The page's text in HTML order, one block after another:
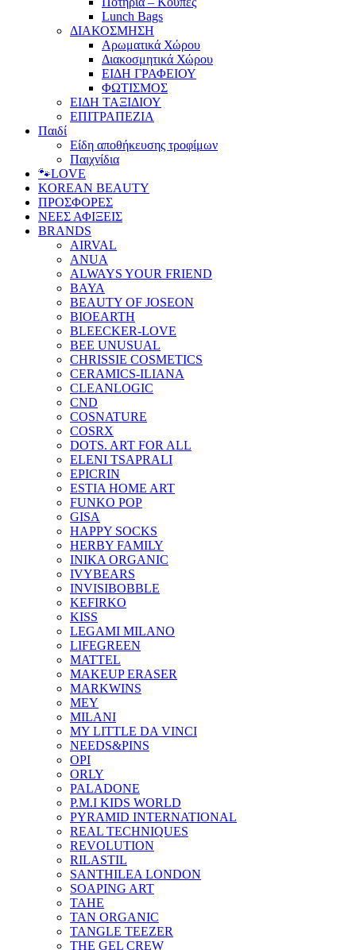
Lunch Bags
ΔΙΑΚΟΣΜΗΣΗ
Αρωματικά Χώρου
Διακοσμητικά Χώρου
ΕΙΔΗ ΓΡΑΦΕΙΟΥ
ΦΩΤΙΣΜΟΣ
ΕΙΔΗ ΤΑΞΙΔΙΟΥ
ΕΠΙΤΡΑΠΕΖΙΑ
Παιδί
Είδη αποθήκευσης τροφίμων
Παιχνίδια
🐾LOVE
KOREAN BEAUTY
ΠΡΟΣΦΟΡΕΣ
ΝΕΕΣ ΑΦΙΞΕΙΣ
BRANDS
AIRVAL
ANUA
ALWAYS YOUR FRIEND
BAYA
BEAUTY OF JOSEON
BIOEARTH
BLEECKER-LOVE
BEE UNUSUAL
CHRISSIE COSMETICS
CERAMICS-ILIANA
CLEANLOGIC
CND
COSNATURE
COSRX
DOTS. ART FOR ALL
ELENI TSAPRALI
EPICRIN
ESTIA HOME ART
FUNKO POP
GISA
HAPPY SOCKS
HERBY FAMILY
INIKA ORGANIC
IVYBEARS
INVISIBOBBLE
KEFIRKO
KISS
LEGAMI MILANO
LIFEGREEN
MATTEL
MAKEUP ERASER
MARKWINS
MEY
MILANI
MY LITTLE DA VINCI
NEEDS&PINS
OPI
ORLY
PALADONE
P.M.I KIDS WORLD
PYRAMID INTERNATIONAL
REAL TECHNIQUES
REVOLUTION
RILASTIL
SANTHILEA LONDON
SOAPING ART
TAHE
TAN ORGANIC
TANGLE TEEZER
THE GEL CREW